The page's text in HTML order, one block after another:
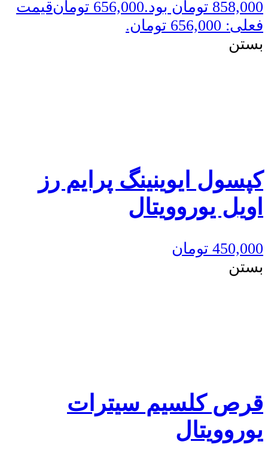
858,000 تومان بود.
656,000 تومانقیمت
فعلی: 656,000 تومان.
بستن
کپسول ایوینینگ پرایم رز
اویل یوروویتال
450,000 تومان
بستن
قرص کلسیم سیترات
یوروویتال